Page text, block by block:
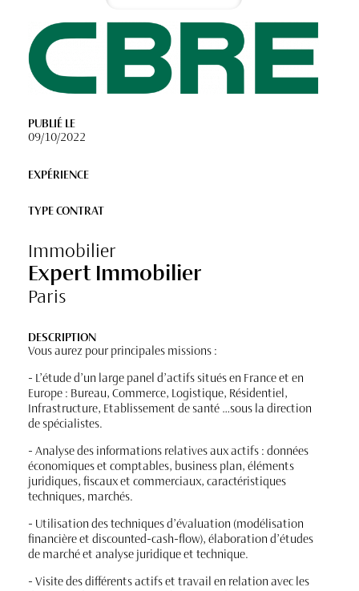
PUBLIÉ LE
09/10/2022
EXPÉRIENCE
TYPE CONTRAT
Immobilier
Expert Immobilier
Paris
DESCRIPTION
Vous aurez pour principales missions :
- L’étude d’un large panel d’actifs situés en France et en
Europe : Bureau, Commerce, Logistique, Résidentiel,
Infrastructure, Etablissement de santé …sous la direction
de spécialistes.
- Analyse des informations relatives aux actifs : données
économiques et comptables, business plan, éléments
juridiques, fiscaux et commerciaux, caractéristiques
techniques, marchés.
- Utilisation des techniques d’évaluation (modélisation
financière et discounted-cash-flow), élaboration d’études
de marché et analyse juridique et technique.
- Visite des différents actifs et travail en relation avec les